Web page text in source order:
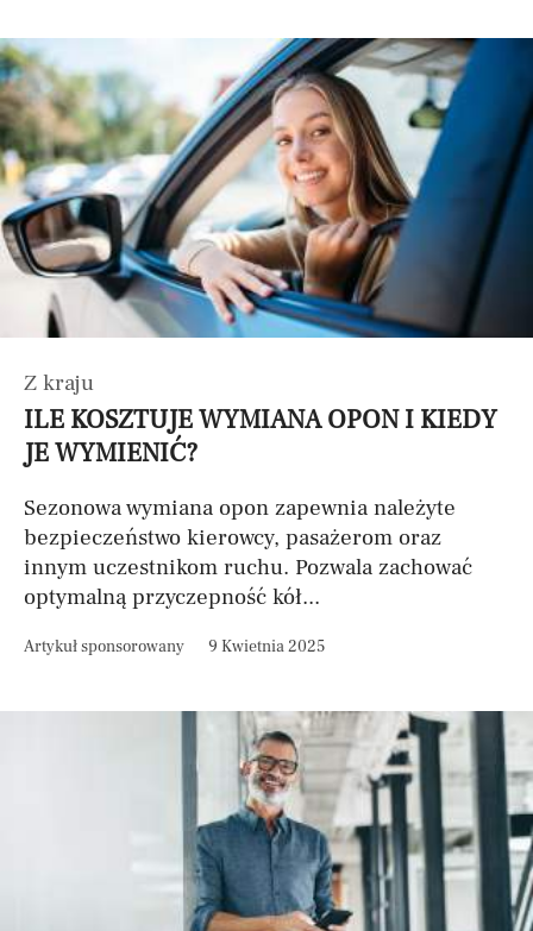
Z kraju
ILE KOSZTUJE WYMIANA OPON I KIEDY
JE WYMIENIĆ?
Sezonowa wymiana opon zapewnia należyte
bezpieczeństwo kierowcy, pasażerom oraz
innym uczestnikom ruchu. Pozwala zachować
optymalną przyczepność kół...
Artykuł sponsorowany 9 Kwietnia 2025